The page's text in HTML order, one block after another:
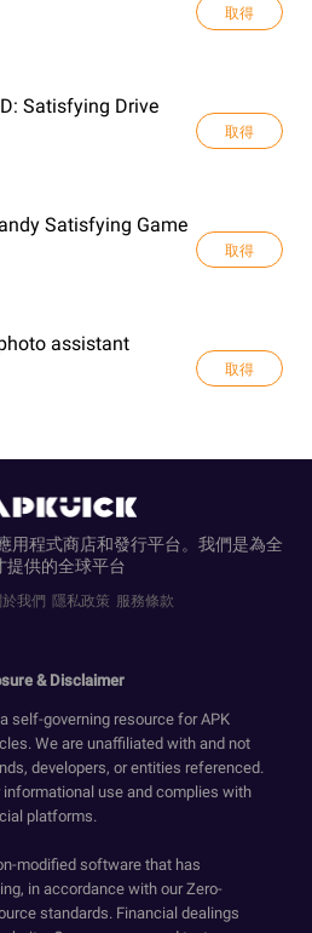
取得
Satisfying Drive
取得
Satisfying Game
取得
assistant
取得
用程式商店和發行平台。我們是為全
提供的全球平台
於我們 隱私政策 服務條款
& Disclaimer
self-governing resource for APK
We are unaffiliated with and not
developers, or entities referenced.
use and complies with
platforms.
modified software that has
in accordance with our Zero-
standards. Financial dealings